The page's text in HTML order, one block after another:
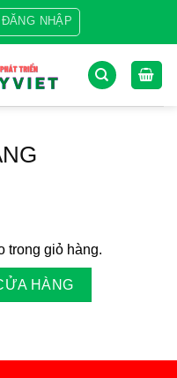
ĐĂNG NHẬP
trong giỏ hàng.
HÀNG